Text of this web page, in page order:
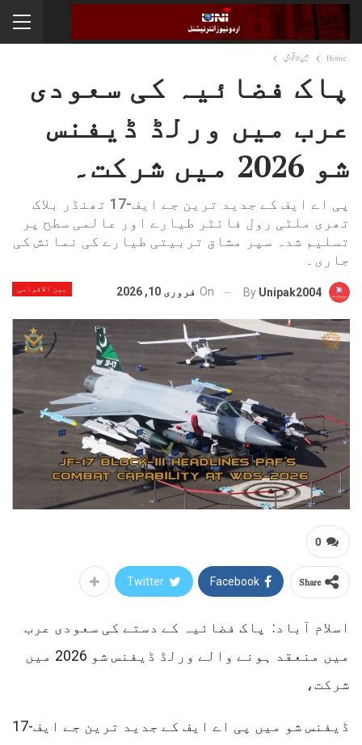
Home بین الاقوامی
پاک فضائیہ کی سعودی
عرب میں ورلڈ ڈیفنس
شو 2026 میں شرکت۔
پی اے ایف کے جدید ترین جے ایف-17 تھنڈر بلاک
تھری ملٹی رول فائٹر طیارے اور عالمی سطح پر
تسلیم شدہ سپر مشاق تربیتی طیارے کی نمائش کی
جاری۔
بین الاقوامی By Unipak2004
On فروری 10, 2026
0
Share
Facebook
Twitter
اسلام آباد: پاک فضائیہ کے دستے کی سعودی عرب
میں منعقد ہونے والے ورلڈ ڈیفنس شو 2026 میں
شرکت،
ڈیفنس شو میں پی اے ایف کے جدید ترین جے ایف-17